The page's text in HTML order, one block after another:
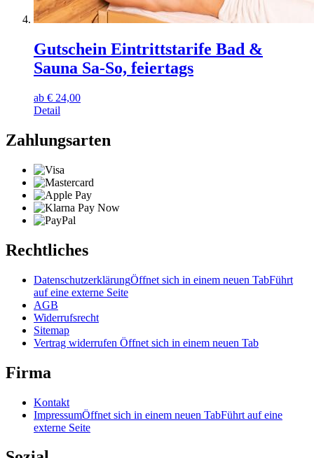
Gutschein Eintrittstarife Bad &
Sauna Sa-So, feiertags
ab € 24,00
Detail
Zahlungsarten
Rechtliches
DatenschutzerklärungÖffnet sich in einem neuen TabFührt
auf eine externe Seite
AGB
Widerrufsrecht
Sitemap
Vertrag widerrufen Öffnet sich in einem neuen Tab
Firma
Kontakt
ImpressumÖffnet sich in einem neuen TabFührt auf eine
externe Seite